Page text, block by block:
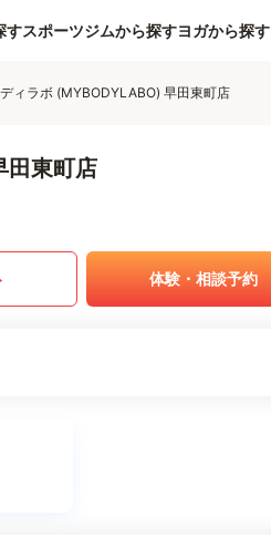
すスポーツジムから探すヨガから探す
ィラボ (MYBODYLABO) 早田東町店
田東町店
体験・相談予約